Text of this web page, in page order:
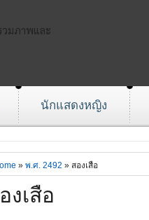
วมภาพและ
นักแสดงหญิง
» พ.ศ. 2492 » สองเสือ
งเสือ